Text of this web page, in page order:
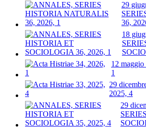
29
36,
18
12 maggio
1
29
2025, 4
29